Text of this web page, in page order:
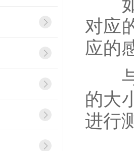
如
对应
应的
与
的大
进行